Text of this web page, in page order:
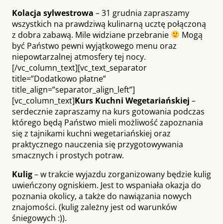
Kolacja sylwestrowa – 31 grudnia zapraszamy
wszystkich na prawdziwą kulinarną ucztę połączoną
z dobra zabawą. Mile widziane przebranie
Mogą
być Państwo pewni wyjątkowego menu oraz
niepowtarzalnej atmosfery tej nocy.
[/vc_column_text][vc_text_separator
title=”Dodatkowo płatne”
title_align=”separator_align_left”]
[vc_column_text]Kurs Kuchni Wegetariańskiej –
serdecznie zapraszamy na kurs gotowania podczas
którego będą Państwo mieli możliwość zapoznania
się z tajnikami kuchni wegetariańskiej oraz
praktycznego nauczenia się przygotowywania
smacznych i prostych potraw.
Kulig– w trakcie wyjazdu zorganizowany będzie kulig
uwieńczony ogniskiem. Jest to wspaniała okazja do
poznania okolicy, a także do nawiązania nowych
znajomości. (kulig zależny jest od warunków
śniegowych :)).